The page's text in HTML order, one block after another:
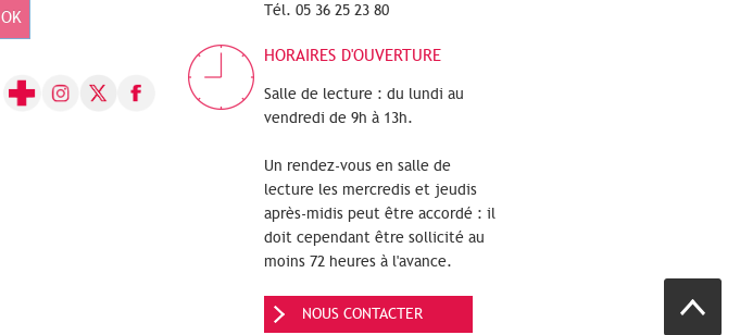
OK
Tél. 05 36 25 23 80
HORAIRES D'OUVERTURE
Salle de lecture : du lundi au
vendredi de 9h à 13h.
Un rendez-vous en salle de
lecture les mercredis et jeudis
après-midis peut être accordé : il
doit cependant être sollicité au
moins 72 heures à l'avance.
NOUS CONTACTER